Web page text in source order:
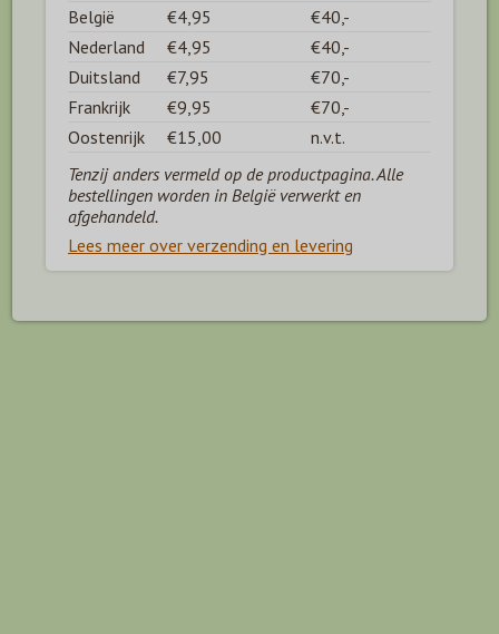
België
€4,95
€40,-
Nederland
€4,95
€40,-
Duitsland
€7,95
€70,-
Frankrijk
€9,95
€70,-
Oostenrijk
€15,00
n.v.t.
Tenzij anders vermeld op de productpagina. Alle
bestellingen worden in België verwerkt en
afgehandeld.
Lees meer over verzending en levering